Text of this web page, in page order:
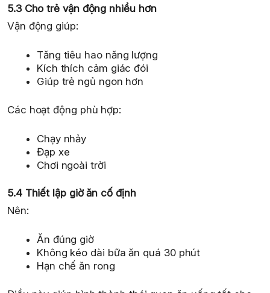
5.3 Cho trẻ vận động nhiều hơn
Vận động giúp:
Tăng tiêu hao năng lượng
Kích thích cảm giác đói
Giúp trẻ ngủ ngon hơn
Các hoạt động phù hợp:
Chạy nhảy
Đạp xe
Chơi ngoài trời
5.4 Thiết lập giờ ăn cố định
Nên:
Ăn đúng giờ
Không kéo dài bữa ăn quá 30 phút
Hạn chế ăn rong